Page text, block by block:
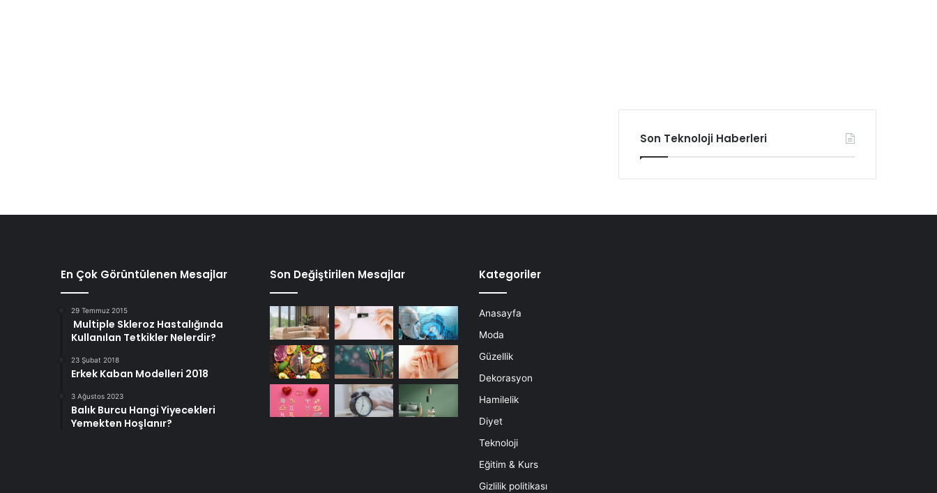
Son Teknoloji Haberleri
En Çok Görüntülenen Mesajlar
29 Temmuz 2015
Multiple Skleroz Hastalığında
Kullanılan Tetkikler Nelerdir?
23 Şubat 2018
Erkek Kaban Modelleri 2018
3 Ağustos 2023
Balık Burcu Hangi Yiyecekleri
Yemekten Hoşlanır?
Son Değiştirilen Mesajlar Kategoriler
Anasayfa
Moda
Güzellik
Dekorasyon
Hamilelik
Diyet
Teknoloji
Eğitim & Kurs
Gizlilik politikası